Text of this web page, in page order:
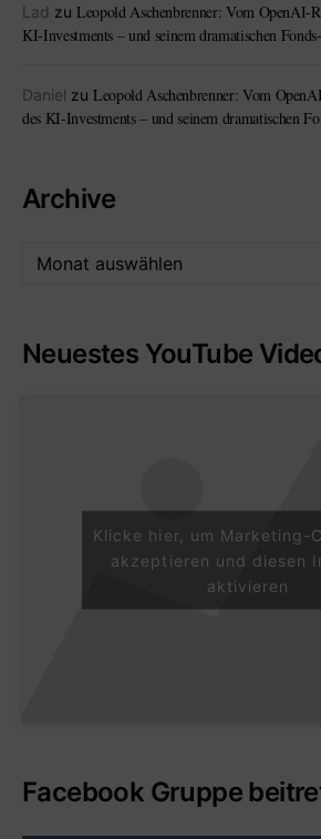
Lad zu Leopold Aschenbrenner: Vom OpenAI-
KI-Investments – und seinem dramatischen
Daniel zu Leopold Aschenbrenner: Vom
des KI-Investments – und seinem dramatischen
Archive
Neuestes YouTube
Klicke hier, um Marketing-
akzeptieren und diesen
aktivieren
Facebook Gruppe